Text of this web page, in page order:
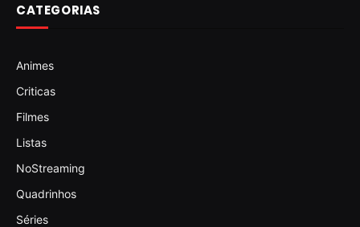
CATEGORIAS
Animes
Criticas
Filmes
Listas
NoStreaming
Quadrinhos
Séries